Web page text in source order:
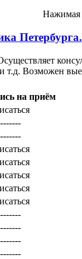
Нажимая
т.д. Возможен
на приём